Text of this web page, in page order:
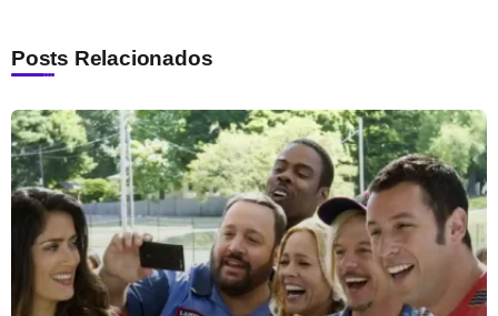
Posts Relacionados